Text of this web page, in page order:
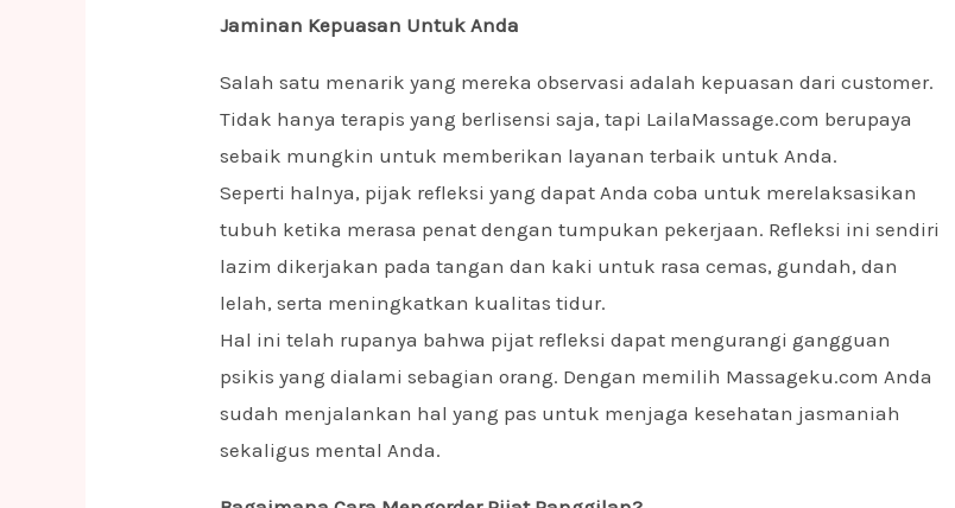
Jaminan Kepuasan Untuk Anda
Salah satu menarik yang mereka observasi adalah kepuasan dari customer.
Tidak hanya terapis yang berlisensi saja, tapi LailaMassage.com berupaya
sebaik mungkin untuk memberikan layanan terbaik untuk Anda.
Seperti halnya, pijak refleksi yang dapat Anda coba untuk merelaksasikan
tubuh ketika merasa penat dengan tumpukan pekerjaan. Refleksi ini sendiri
lazim dikerjakan pada tangan dan kaki untuk rasa cemas, gundah, dan
lelah, serta meningkatkan kualitas tidur.
Hal ini telah rupanya bahwa pijat refleksi dapat mengurangi gangguan
psikis yang dialami sebagian orang. Dengan memilih Massageku.com Anda
sudah menjalankan hal yang pas untuk menjaga kesehatan jasmaniah
sekaligus mental Anda.